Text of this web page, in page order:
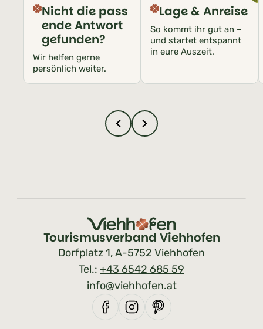
Nicht die pass
ende Antwort
gefunden?
Wir helfen gerne
persönlich weiter.
Lage & Anreise
So kommt ihr gut an –
und startet entspannt
in eure Auszeit.
Tourismusverband Viehhofen
Dorfplatz 1, A-5752 Viehhofen
Tel.: +43 6542 685 59
info@viehhofen.at